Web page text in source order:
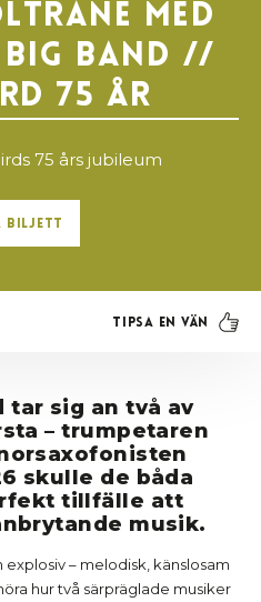
med
Band //
75 år
75 års jubileum
Biljett
Tipsa en vän
tar sig an två av
– trumpetaren
skulle de båda
tillfälle att
musik.
– melodisk, känslosam
hur två särpräglade musiker